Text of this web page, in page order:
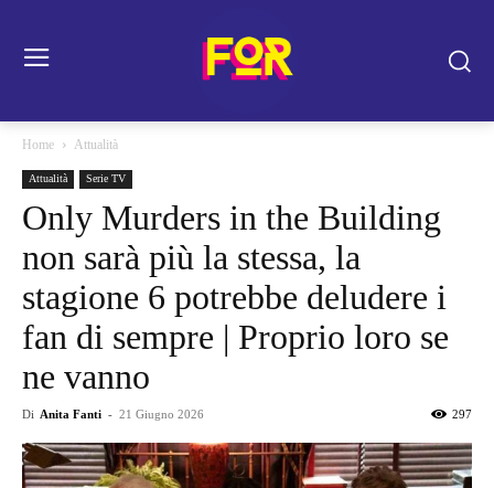
Home Attualità
Attualità Serie TV
Only Murders in the Building
non sarà più la stessa, la
stagione 6 potrebbe deludere i
fan di sempre | Proprio loro se
ne vanno
Di Anita Fanti - 21 Giugno 2026 297